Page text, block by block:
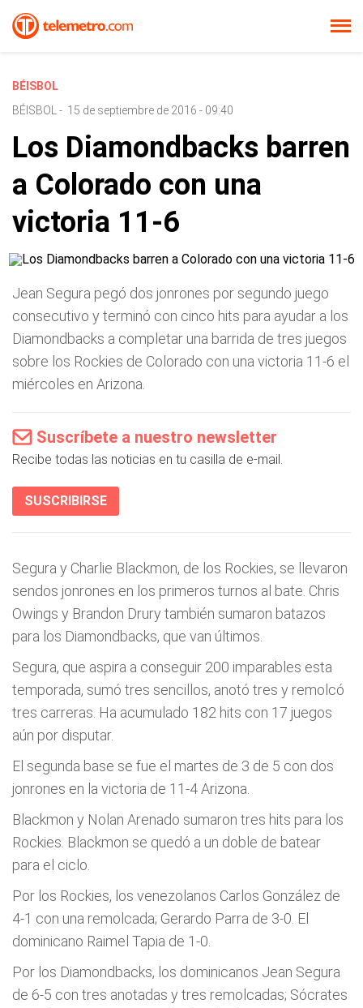
BÉISBOL
BÉISBOL
- 15 de septiembre de 2016 - 09:40
Los Diamondbacks barren
a Colorado con una
victoria 11-6
Jean Segura pegó dos jonrones por segundo juego
consecutivo y terminó con cinco hits para ayudar a los
Diamondbacks a completar una barrida de tres juegos
sobre los Rockies de Colorado con una victoria 11-6 el
miércoles en Arizona.
Suscríbete a nuestro newsletter
Recibe todas las noticias en tu casilla de e-mail.
SUSCRIBIRSE
Segura y Charlie Blackmon, de los Rockies, se llevaron
sendos jonrones en los primeros turnos al bate. Chris
Owings y Brandon Drury también sumaron batazos
para los Diamondbacks, que van últimos.
Segura, que aspira a conseguir 200 imparables esta
temporada, sumó tres sencillos, anotó tres y remolcó
tres carreras. Ha acumulado 182 hits con 17 juegos
aún por disputar.
El segunda base se fue el martes de 3 de 5 con dos
jonrones en la victoria de 11-4 Arizona.
Blackmon y Nolan Arenado sumaron tres hits para los
Rockies. Blackmon se quedó a un doble de batear
para el ciclo.
Por los Rockies, los venezolanos Carlos González de
4-1 con una remolcada; Gerardo Parra de 3-0. El
dominicano Raimel Tapia de 1-0.
Por los Diamondbacks, los dominicanos Jean Segura
de 6-5 con tres anotadas y tres remolcadas; Sócrates